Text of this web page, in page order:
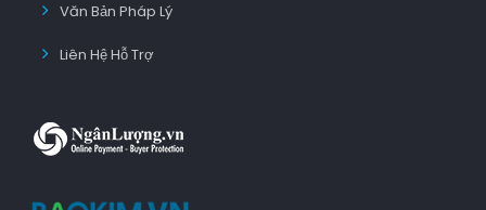
Văn Bản Pháp Lý
Liên Hệ Hỗ Trợ